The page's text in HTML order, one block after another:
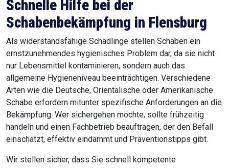
Schnelle Hilfe bei der
Schabenbekämpfung in Flensburg
Als widerstandsfähige Schädlinge stellen Schaben ein
ernstzunehmendes hygienisches Problem dar, da sie nicht
nur Lebensmittel kontaminieren, sondern auch das
allgemeine Hygieneniveau beeinträchtigen. Verschiedene
Arten wie die Deutsche, Orientalische oder Amerikanische
Schabe erfordern mitunter spezifische Anforderungen an die
Bekämpfung. Wer sichergehen möchte, sollte frühzeitig
handeln und einen Fachbetrieb beauftragen, der den Befall
einschätzt, effektiv eindämmt und Präventionstipps gibt.
Wir stellen sicher, dass Sie schnell kompetente